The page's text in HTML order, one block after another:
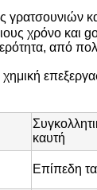
χρόνο και
από
καυτή
Επίπεδη